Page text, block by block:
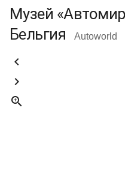
Музей
Бельгия
Autoworld


